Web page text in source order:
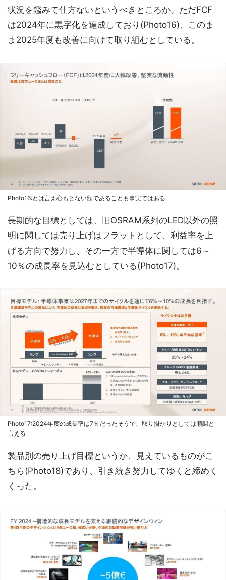
状況を鑑みて仕方ないというべきところか。ただFCF
は2024年に黒字化を達成しており(Photo16)、このま
ま2025年度も改善に向けて取り組むとしている。
Photo16:とは言え心もとない額であることも事実ではある
長期的な目標としては、旧OSRAM系列のLED以外の照
明に関しては売り上げはフラットとして、利益率を上
げる方向で努力し、その一方で半導体に関しては6～
10％の成長率を見込むとしている(Photo17)。
Photo17:2024年度の成長率は7％だったそうで、取り掛かりとしては順調と
言える
製品別の売り上げ目標というか、見えているものがこ
ちら(Photo18)であり、引き続き努力してゆくと締めく
くった。